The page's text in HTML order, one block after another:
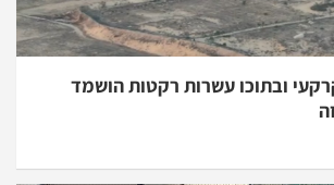
ובתוכו עשרות רקטות הושמד